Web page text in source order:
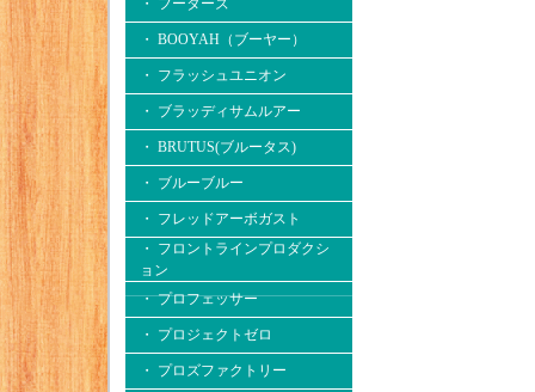
・ フーターズ
・ BOOYAH（ブーヤー）
・ フラッシュユニオン
・ ブラッディサムルアー
・ BRUTUS(ブルータス)
・ ブルーブルー
・ フレッドアーボガスト
・ フロントラインプロダクシ
ョン
・ プロフェッサー
・ プロジェクトゼロ
・ プロズファクトリー